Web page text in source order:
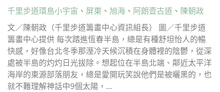
千里步道環島小宇宙 、 屏東 、 旭海 、 阿朗壹古道 、 陳朝政
文／陳朝政（千里步道籌畫中心資訊組長） 圖／千里步道
籌畫中心提供 每次踏進恆春半島，總是有種舒坦怡人的暢
快感，好像台北冬季那溼冷天候沉積在身體裡的陰鬱，從深
處被半島的灼灼日光拔除。想起位在半島北端、鄰近太平洋
海岸的東源部落朋友，總是愛開玩笑說他們是被曬黑的，也
就不難理解神話中9個太陽，...